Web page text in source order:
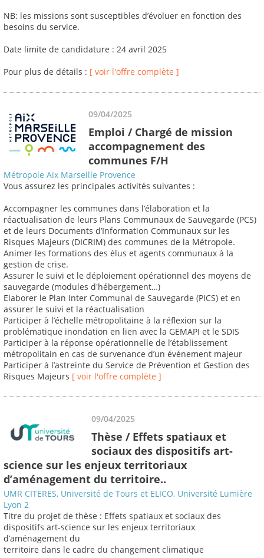
NB: les missions sont susceptibles d’évoluer en fonction des
besoins du service.
Date limite de candidature : 24 avril 2025
Pour plus de détails : [ voir l'offre complète ]
09/04/2025
Emploi / Chargé de mission
accompagnement des
communes F/H
Métropole Aix Marseille Provence
Vous assurez les principales activités suivantes :
Accompagner les communes dans l’élaboration et la
réactualisation de leurs Plans Communaux de Sauvegarde (PCS)
et de leurs Documents d’Information Communaux sur les
Risques Majeurs (DICRIM) des communes de la Métropole.
Animer les formations des élus et agents communaux à la
gestion de crise.
Assurer le suivi et le déploiement opérationnel des moyens de
sauvegarde (modules d'hébergement…)
Elaborer le Plan Inter Communal de Sauvegarde (PICS) et en
assurer le suivi et la réactualisation
Participer à l’échelle métropolitaine à la réflexion sur la
problématique inondation en lien avec la GEMAPI et le SDIS
Participer à la réponse opérationnelle de l’établissement
métropolitain en cas de survenance d’un événement majeur
Participer à l’astreinte du Service de Prévention et Gestion des
Risques Majeurs [ voir l'offre complète ]
09/04/2025
Thèse / Effets spatiaux et
sociaux des dispositifs art-
science sur les enjeux territoriaux
d’aménagement du territoire..
UMR CITERES, Université de Tours et ELICO, Université Lumière
Lyon 2
Titre du projet de thèse : Effets spatiaux et sociaux des
dispositifs art-science sur les enjeux territoriaux
d’aménagement du
territoire dans le cadre du changement climatique